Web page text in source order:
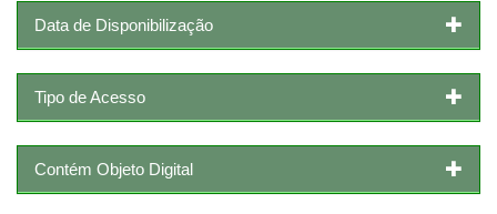
Data de Disponibilização
Tipo de Acesso
Contém Objeto Digital